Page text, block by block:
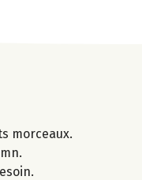
morceaux.